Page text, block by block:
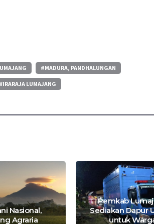
#MADURA, PANDHALUNGAN
LUMAJANG
Nasional,
Agraria
Pemkab
Sediakan Dapur
untuk